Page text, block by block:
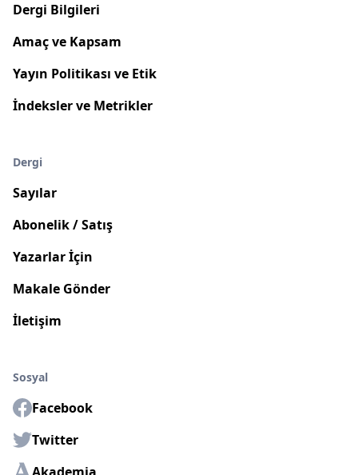
Dergi Bilgileri
Amaç ve Kapsam
Yayın Politikası ve Etik
İndeksler ve Metrikler
Dergi
Sayılar
Abonelik / Satış
Yazarlar İçin
Makale Gönder
İletişim
Sosyal
Facebook
Twitter